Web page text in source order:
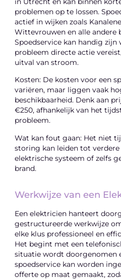
problemen op te lossen.
actief in wijken zoals
Wittevrouwen en alle andere
Spoedservice kan handig zijn
probleem directe actie
uitval van stroom.
Kosten: De kosten voor een
variëren, maar liggen vaak
beschikbaarheid. Denk aan
€250, afhankelijk van het
probleem.
Wat kan fout gaan: Het niet
storing kan leiden tot verdere
elektrische systeem of zelfs
brand.
Werkwijze van een
Een elektricien hanteert
gestructureerde werkwijze
elke klus professioneel en
Het begint met een
situatie wordt doorgenomen
spoedservice kan worden
offerte op maat gemaakt,